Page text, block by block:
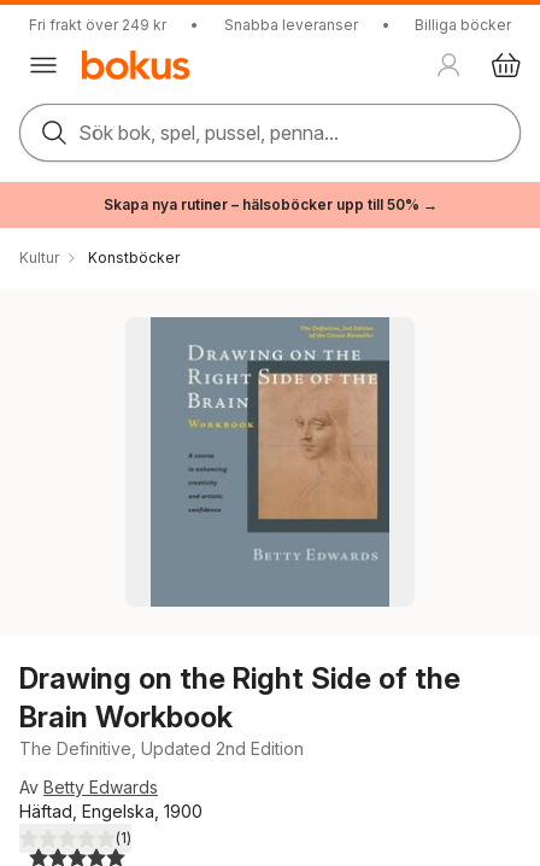
Fri frakt över 249 kr • Snabba leveranser • Billiga böcker
Sök bok, spel, pussel, penna...
Skapa nya rutiner – hälsoböcker upp till 50% →
Kultur Konstböcker
Drawing on the Right Side of the
Brain Workbook
The Definitive, Updated 2nd Edition
Av Betty Edwards
Häftad, Engelska, 1900
5,0utav 5 stjärnor. Totalt antal röster:
(1)